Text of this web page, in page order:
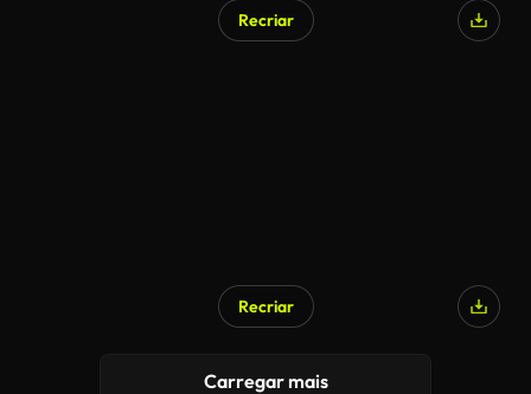
Recriar
Recriar
Carregar mais